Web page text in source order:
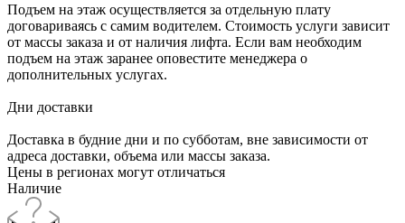
Подъем на этаж осуществляется за отдельную плату
договариваясь с самим водителем. Стоимость услуги зависит
от массы заказа и от наличия лифта. Если вам необходим
подъем на этаж заранее оповестите менеджера о
дополнительных услугах.
Дни доставки
Доставка в будние дни и по субботам, вне зависимости от
адреса доставки, объема или массы заказа.
Цены в регионах могут отличаться
Наличие